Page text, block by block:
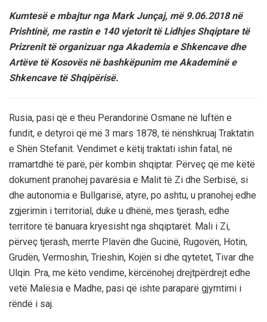
Kumtesë e mbajtur nga Mark Junçaj, më 9.06.2018 në
Prishtinë, me rastin e 140 vjetorit të Lidhjes Shqiptare të
Prizrenit të organizuar nga Akademia e Shkencave dhe
Artëve të Kosovës në bashkëpunim me Akademinë e
Shkencave të Shqipërisë.
Rusia, pasi që e theu Perandorinë Osmane në luftën e
fundit, e detyroi që më 3 mars 1878, të nënshkruaj Traktatin
e Shën Stefanit. Vendimet e këtij traktati ishin fatal, në
rramartdhë të parë, për kombin shqiptar. Përveç që me këtë
dokument pranohej pavarësia e Malit të Zi dhe Serbisë, si
dhe autonomia e Bullgarisë, atyre, po ashtu, u pranohej edhe
zgjerimin i territorial, duke u dhënë, mes tjerash, edhe
territore të banuara kryesisht nga shqiptarët. Mali i Zi,
përveç tjerash, merrte Plavën dhe Gucinë, Rugovën, Hotin,
Grudën, Vermoshin, Trieshin, Kojën si dhe qytetet, Tivar dhe
Ulqin. Pra, me këto vendime, kërcënohej drejtpërdrejt edhe
vetë Malësia e Madhe, pasi që ishte paraparë gjymtimi i
rëndë i saj.